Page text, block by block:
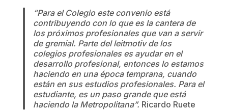
“Para el Colegio este convenio está
contribuyendo con lo que es la cantera de
los próximos profesionales que van a servir
de gremial. Parte del leitmotiv de los
colegios profesionales es ayudar en el
desarrollo profesional, entonces lo estamos
haciendo en una época temprana, cuando
están en sus estudios profesionales. Para el
estudiante, es un paso grande que está
haciendo la Metropolitana”. Ricardo Ruete